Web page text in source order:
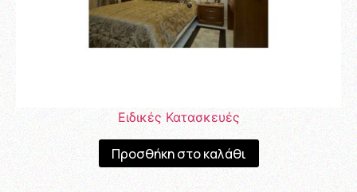
Ειδικές Κατασκευές
Προσθήκη στο καλάθι